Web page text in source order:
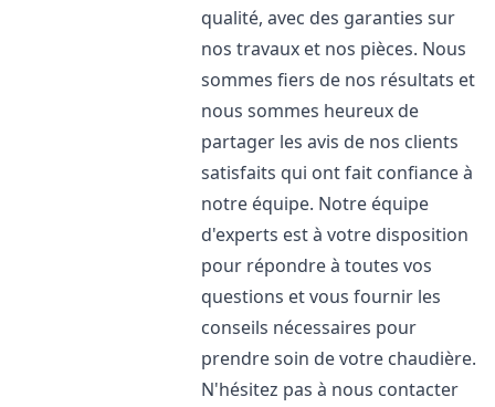
qualité, avec des garanties sur
nos travaux et nos pièces. Nous
sommes fiers de nos résultats et
nous sommes heureux de
partager les avis de nos clients
satisfaits qui ont fait confiance à
notre équipe. Notre équipe
d'experts est à votre disposition
pour répondre à toutes vos
questions et vous fournir les
conseils nécessaires pour
prendre soin de votre chaudière.
N'hésitez pas à nous contacter